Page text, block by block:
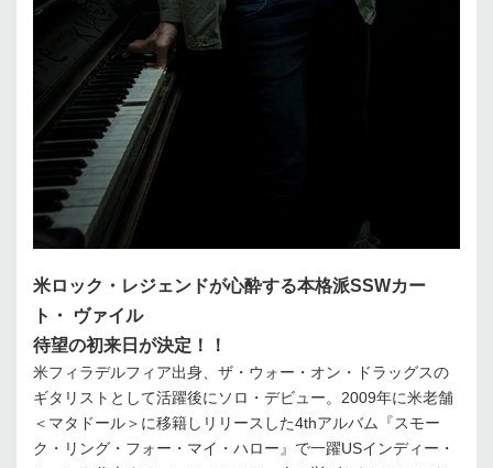
米ロック・レジェンドが心酔する本格派SSWカー
ト・ ヴァイル
待望の初来日が決定！！
米フィラデルフィア出身、ザ・ウォー・オン・ドラッグスの
ギタリストとして活躍後にソロ・デビュー。2009年に米老舗
＜マタドール＞に移籍しリリースした4thアルバム『スモー
ク・リング・フォー・マイ・ハロー』で一躍USインディー・